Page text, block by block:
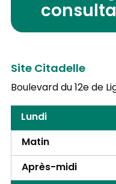
Site Citadelle
Boulevard du 12e de
Lundi
Matin
Après-midi